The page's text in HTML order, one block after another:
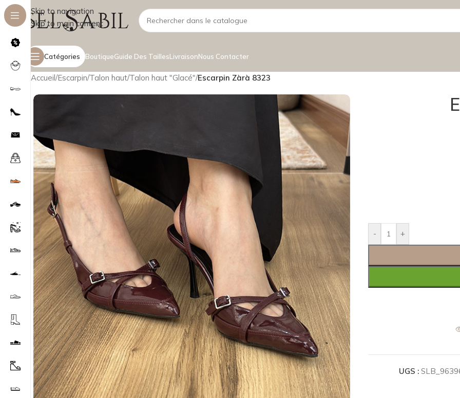
Skip to navigation
Skip to main content
Catégories BoutiqueGuide Des TaillesLivraisonNous Contacter
Accueil/Escarpin/Talon haut/Talon haut "Glacé"/Escarpin Zàrà 8323
- +
UGS :